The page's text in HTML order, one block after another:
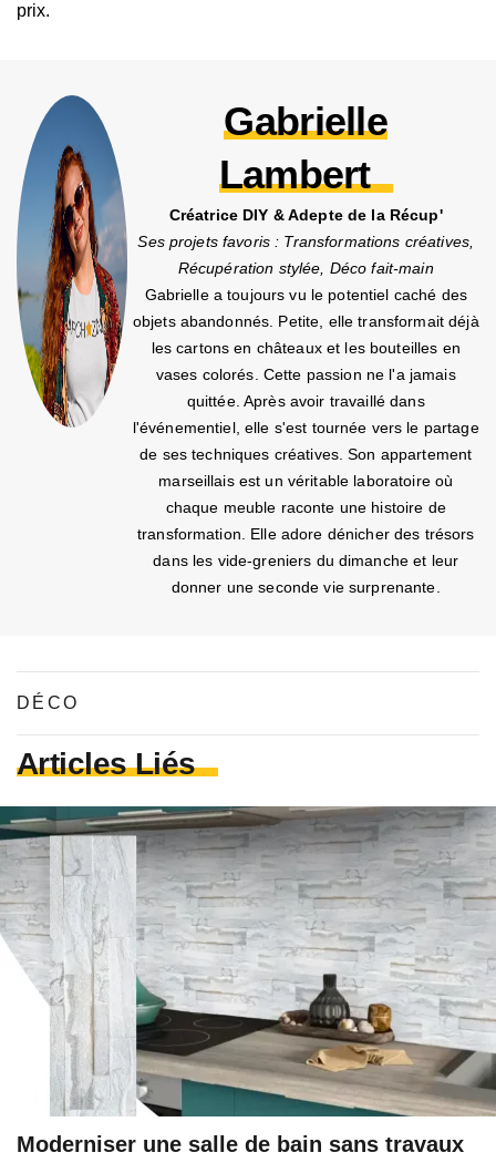
prix.
Gabrielle
Lambert
Créatrice DIY & Adepte de la Récup'
Ses projets favoris : Transformations créatives,
Récupération stylée, Déco fait-main
Gabrielle a toujours vu le potentiel caché des
objets abandonnés. Petite, elle transformait déjà
les cartons en châteaux et les bouteilles en
vases colorés. Cette passion ne l'a jamais
quittée. Après avoir travaillé dans
l'événementiel, elle s'est tournée vers le partage
de ses techniques créatives. Son appartement
marseillais est un véritable laboratoire où
chaque meuble raconte une histoire de
transformation. Elle adore dénicher des trésors
dans les vide-greniers du dimanche et leur
donner une seconde vie surprenante.
DÉCO
Articles Liés
Moderniser une salle de bain sans travaux